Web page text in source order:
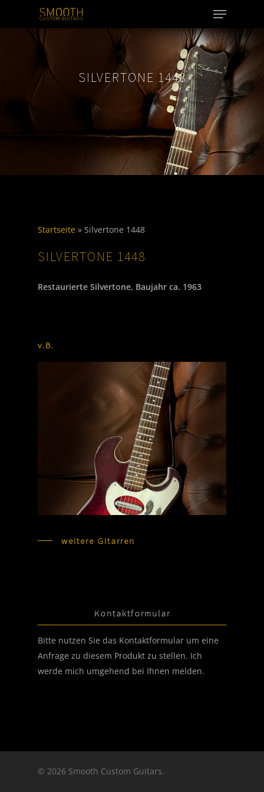
Menu
SILVERTONE 1448
Startseite » Silvertone 1448
SILVERTONE 1448
Restaurierte Silvertone, Baujahr ca. 1963
v.B.
weitere Gitarren
Kontaktformular
Bitte nutzen Sie das Kontaktformular um eine
Anfrage zu diesem Produkt zu stellen. Ich
werde mich umgehend bei Ihnen melden.
© 2026 Smooth Custom Guitars.
Close
Menu